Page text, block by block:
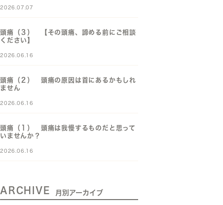
2026.07.07
頭痛（３） 【その頭痛、諦める前にご相談
ください】
2026.06.16
頭痛（２） 頭痛の原因は首にあるかもしれ
ません
2026.06.16
頭痛（１） 頭痛は我慢するものだと思って
いませんか？
2026.06.16
ARCHIVE 月別アーカイブ